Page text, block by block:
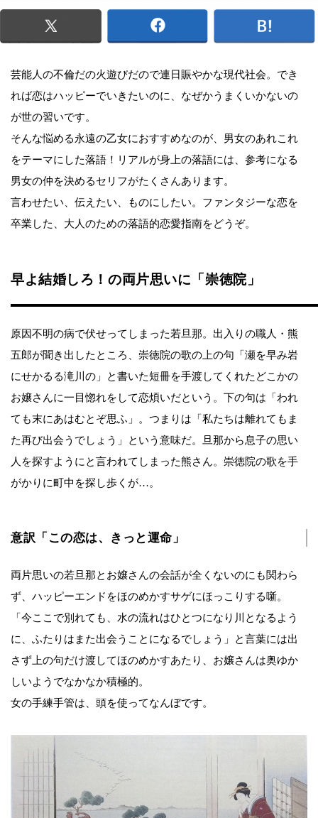
芸能人の不倫だの火遊びだので連日賑やかな現代社会。でき
れば恋はハッピーでいきたいのに、なぜかうまくいかないの
が世の習いです。
そんな悩める永遠の乙女におすすめなのが、男女のあれこれ
をテーマにした落語！リアルが身上の落語には、参考になる
男女の仲を決めるセリフがたくさんあります。
言わせたい、伝えたい、ものにしたい。ファンタジーな恋を
卒業した、大人のための落語的恋愛指南をどうぞ。
早よ結婚しろ！の両片思いに「崇徳院」
原因不明の病で伏せってしまった若旦那。出入りの職人・熊
五郎が聞き出したところ、崇徳院の歌の上の句「瀬を早み岩
にせかるる滝川の」と書いた短冊を手渡してくれたどこかの
お嬢さんに一目惚れをして恋煩いだという。下の句は「われ
ても末にあはむとぞ思ふ」。つまりは「私たちは離れてもま
た再び出会うでしょう」という意味だ。旦那から息子の思い
人を探すようにと言われてしまった熊さん。崇徳院の歌を手
がかりに町中を探し歩くが…。
意訳「この恋は、きっと運命」
両片思いの若旦那とお嬢さんの会話が全くないのにも関わら
ず、ハッピーエンドをほのめかすサゲにほっこりする噺。
「今ここで別れても、水の流れはひとつになり川となるよう
に、ふたりはまた出会うことになるでしょう」と言葉には出
さず上の句だけ渡してほのめかすあたり、お嬢さんは奥ゆか
しいようでなかなか積極的。
女の手練手管は、頭を使ってなんぼです。